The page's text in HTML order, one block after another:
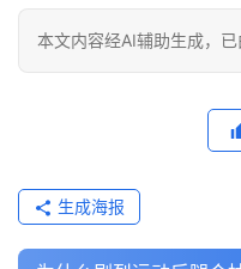
本文内容经AI辅助生成，已
生成海报